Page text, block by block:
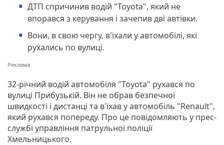
ДТП спричинив водій "Toyota", який не
впорався з керування і зачепив дві автівки.
Вони, в свою чергу, в'їхали у автомобілі, які
рухались по вулиці.
32-річний водій автомобіля "Toyota" рухався по
вулиці Прибузькій. Він не обрав безпечної
швидкості і дистанці та в'їхав у автомобіль "Renault",
який рухався попереду. Про це повідомляють у прес-
службі управління патрульної поліції
Хмельницького.